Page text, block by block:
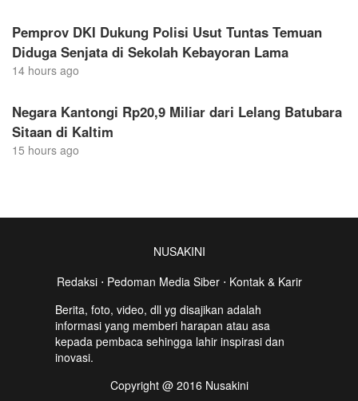
Pemprov DKI Dukung Polisi Usut Tuntas Temuan
Diduga Senjata di Sekolah Kebayoran Lama
14 hours ago
Negara Kantongi Rp20,9 Miliar dari Lelang Batubara
Sitaan di Kaltim
15 hours ago
NUSAKINI
Redaksi⋅ Pedoman Media Siber⋅ Kontak & Karir
Berita, foto, video, dll yg disajikan adalah
informasi yang memberi harapan atau asa
kepada pembaca sehingga lahir inspirasi dan
inovasi.
Copyright @ 2016 Nusakini